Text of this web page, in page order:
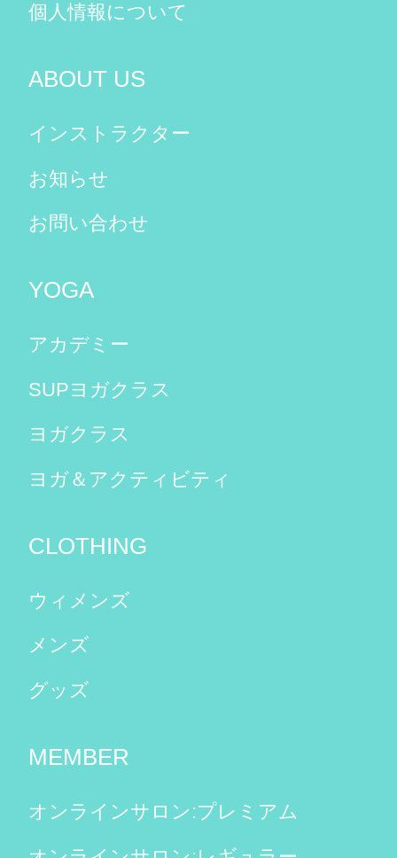
個人情報について
ABOUT US
インストラクター
お知らせ
お問い合わせ
YOGA
アカデミー
SUPヨガクラス
ヨガクラス
ヨガ＆アクティビティ
CLOTHING
ウィメンズ
メンズ
グッズ
MEMBER
オンラインサロン:プレミアム